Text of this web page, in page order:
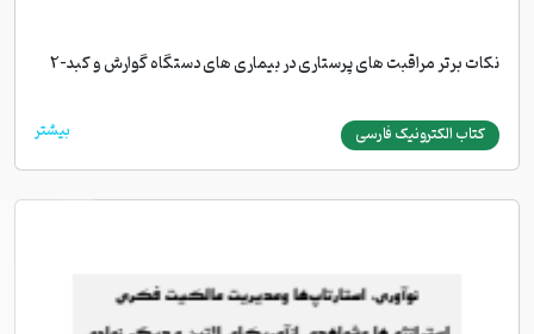
نکات برتر مراقبت های پرستاری در بیماری های دستگاه گوارش و کبد-2
کتاب الکترونیک فارسی بیشتر